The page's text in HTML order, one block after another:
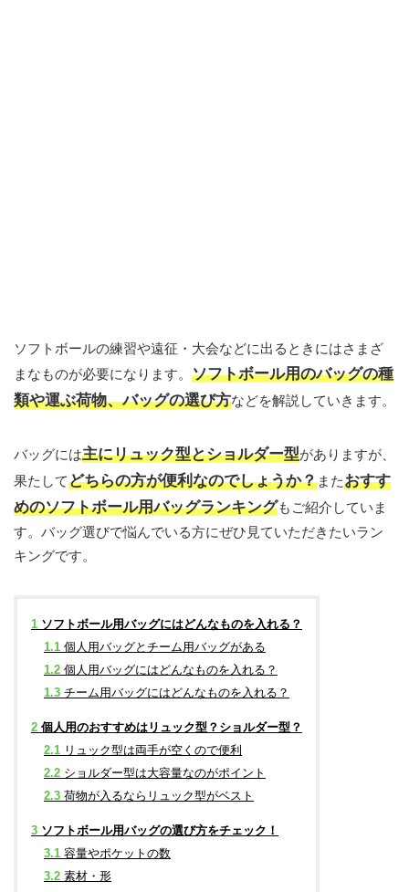
ソフトボールの練習や遠征・大会などに出るときにはさまざ
まなものが必要になります。 ソフトボール用のバッグの種
類や運ぶ荷物、バッグの選び方などを解説していきます。
バッグには主にリュック型とショルダー型がありますが、
果たしてどちらの方が便利なのでしょうか？またおすす
めのソフトボール用バッグランキングもご紹介していま
す。バッグ選びで悩んでいる方にぜひ見ていただきたいラン
キングです。
1 ソフトボール用バッグにはどんなものを入れる？
1.1 個人用バッグとチーム用バッグがある
1.2 個人用バッグにはどんなものを入れる？
1.3 チーム用バッグにはどんなものを入れる？
2 個人用のおすすめはリュック型？ショルダー型？
2.1 リュック型は両手が空くので便利
2.2 ショルダー型は大容量なのがポイント
2.3 荷物が入るならリュック型がベスト
3 ソフトボール用バッグの選び方をチェック！
3.1 容量やポケットの数
3.2 素材・形